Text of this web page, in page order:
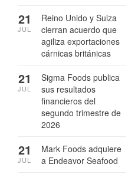
Reino Unido y Suiza
cierran acuerdo que
agiliza exportaciones
cárnicas británicas
21
JUL
Sigma Foods publica
sus resultados
financieros del
segundo trimestre de
2026
21
JUL
Mark Foods adquiere
a Endeavor Seafood
21
JUL